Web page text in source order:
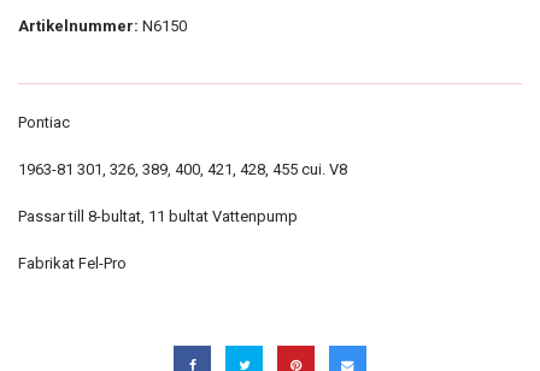
Artikelnummer: N6150
Pontiac
1963-81 301, 326, 389, 400, 421, 428, 455 cui. V8
Passar till 8-bultat, 11 bultat Vattenpump
Fabrikat Fel-Pro